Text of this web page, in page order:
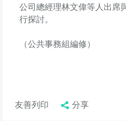
公司總經理林文偉等人出席
行探討。
（公共事務組編修）
友善列印 分享